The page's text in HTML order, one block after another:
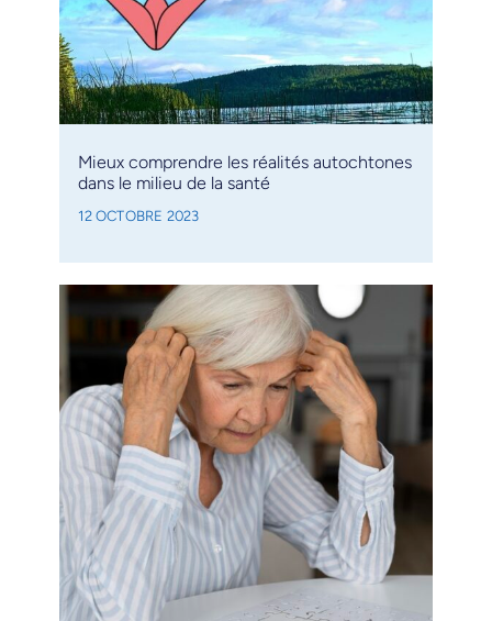
Mieux comprendre les réalités autochtones
dans le milieu de la santé
12 OCTOBRE 2023